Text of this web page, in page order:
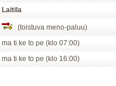
Laitila
(toistuva meno-paluu)
ma ti ke to pe (klo 07:00)
ma ti ke to pe (klo 16:00)